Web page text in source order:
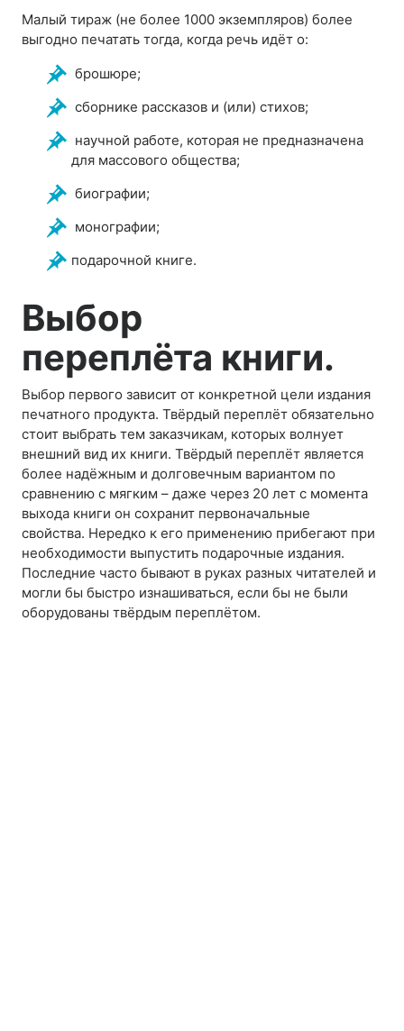
Малый тираж (не более 1000 экземпляров) более
выгодно печатать тогда, когда речь идёт о:
брошюре;
сборнике рассказов и (или) стихов;
научной работе, которая не предназначена
для массового общества;
биографии;
монографии;
подарочной книге.
Выбор
переплёта книги.
Выбор первого зависит от конкретной цели издания
печатного продукта. Твёрдый переплёт обязательно
стоит выбрать тем заказчикам, которых волнует
внешний вид их книги. Твёрдый переплёт является
более надёжным и долговечным вариантом по
сравнению с мягким – даже через 20 лет с момента
выхода книги он сохранит первоначальные
свойства. Нередко к его применению прибегают при
необходимости выпустить подарочные издания.
Последние часто бывают в руках разных читателей и
могли бы быстро изнашиваться, если бы не были
оборудованы твёрдым переплётом.